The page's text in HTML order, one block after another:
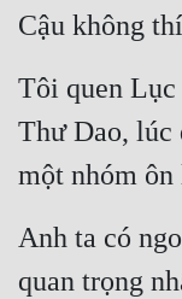
Cậu không
Tôi quen
Thư Dao, lúc
một nhóm
Anh ta có
quan trọng